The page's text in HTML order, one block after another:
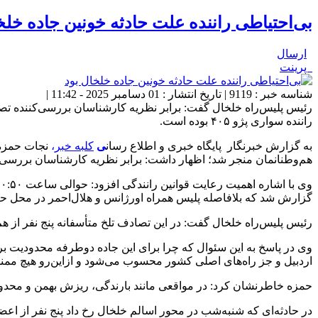
بی‌احتیاطی راننده علت حادثه خونین جاده
ارسال
پرینت
شناسه خبر : 9119 | تاریخ انتشار : 01 دسامبر 2025 - 11:42 |
رئیس پلیس‌راه خلخال گفت: برابر نظریه کارشناسان بررسی‌کننده
راننده سواری پژو ۴۰۵ بوده است.
به گزارش خبرنگار پایگاه خبری و اطلاع رسانی کلبه خبر ، نجات
هم‌وطنانمان منجر شد؛ اظهار داشت: برابر نظریه کارشناسان
گزارش شد که بلافاصله پلیس همراه اورژانس و هلال‌احمر در
رئیس پلیس‌راه خلخال گفت: در این تصادف تلخ متأسفانه پنج نفر از
وی در پاسخ به این سئوال که چرا برای این جاده دوطرفه محدودیت
اردبیل و جز راه‌های اصلی کشور محسوب می‌شود و ازاین‌رو هیچ
حمزه خاطرنشان کرد: در مواقعی مانند بارندگی، ریزش بهمن و
در حادثه‌ای که شنبه‌شب در محور اسالم خلخال رخ داد پنج نفر از